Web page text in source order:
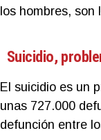
los hombres, son
Suicidio,
El suicidio es un
unas 727.000
defunción entre